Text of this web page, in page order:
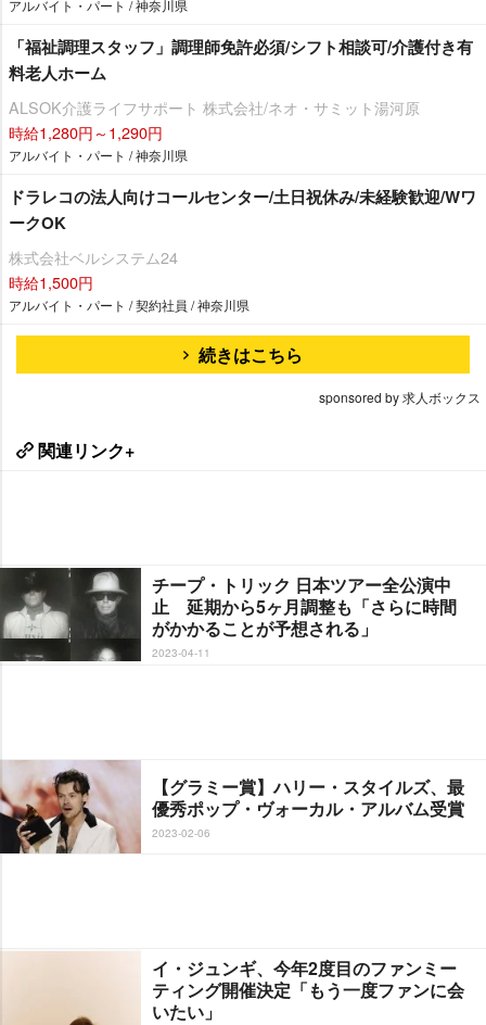
アルバイト・パート / 神奈川県
「福祉調理スタッフ」調理師免許必須/シフト相談可/介護付き有
料老人ホーム
ALSOK介護ライフサポート 株式会社/ネオ・サミット湯河原
時給1,280円～1,290円
アルバイト・パート / 神奈川県
ドラレコの法人向けコールセンター/土日祝休み/未経験歓迎/Wワ
ークOK
株式会社ベルシステム24
時給1,500円
アルバイト・パート / 契約社員 / 神奈川県
続きはこちら
sponsored by 求人ボックス
関連リンク+
チープ・トリック 日本ツアー全公演中
止 延期から5ヶ月調整も「さらに時間
がかかることが予想される」
2023-04-11
【グラミー賞】ハリー・スタイルズ、最
優秀ポップ・ヴォーカル・アルバム受賞
2023-02-06
イ・ジュンギ、今年2度目のファンミー
ティング開催決定「もう一度ファンに会
いたい」